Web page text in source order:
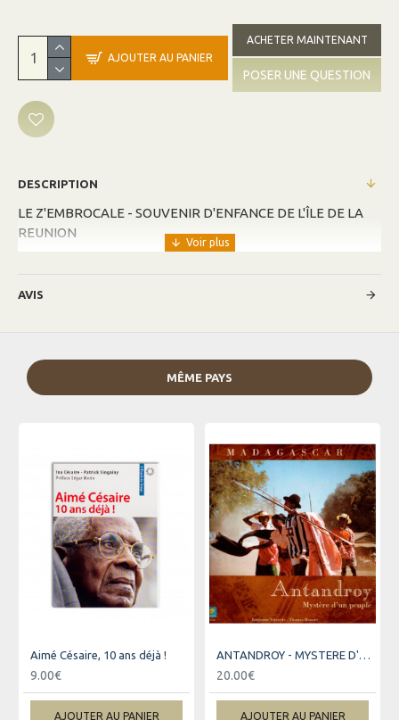
AJOUTER AU PANIER
ACHETER MAINTENANT
POSER UNE QUESTION
DESCRIPTION
LE Z'EMBROCALE - SOUVENIR D'ENFANCE DE L'ÎLE DE LA
REUNION
AVIS
MÊME PAYS
Aimé Césaire, 10 ans déjà !
9.00€
AJOUTER AU PANIER
ANTANDROY - MYSTERE D'UN PEUPLE
20.00€
AJOUTER AU PANIER